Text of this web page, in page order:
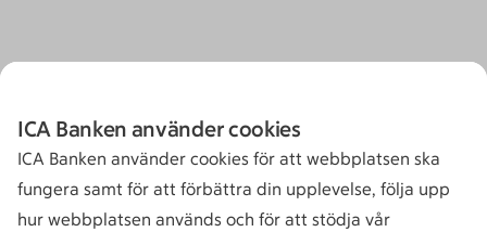
ICA Banken använder cookies
ICA Banken använder cookies för att webbplatsen ska
fungera samt för att förbättra din upplevelse, följa upp
hur webbplatsen används och för att stödja vår